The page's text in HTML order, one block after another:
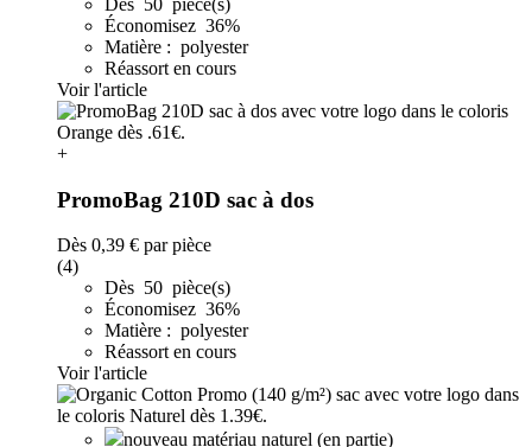
Dès 50 pièce(s)
Économisez 36%
Matière : polyester
Réassort en cours
Voir l'article
+
PromoBag 210D sac à dos
Dès 0,39 € par pièce
(4)
Dès 50 pièce(s)
Économisez 36%
Matière : polyester
Réassort en cours
Voir l'article
nouveau matériau naturel (en partie)